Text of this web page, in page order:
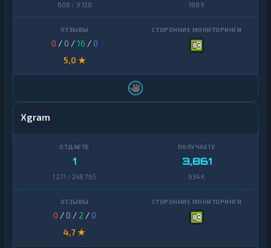
608 / 9 120 188 K
0 / 0 /16 /0
5,0 ★
Xgram
1
1 271 / 248 765
3,861
634 K
0 / 0 / 2 /0
4,7 ★